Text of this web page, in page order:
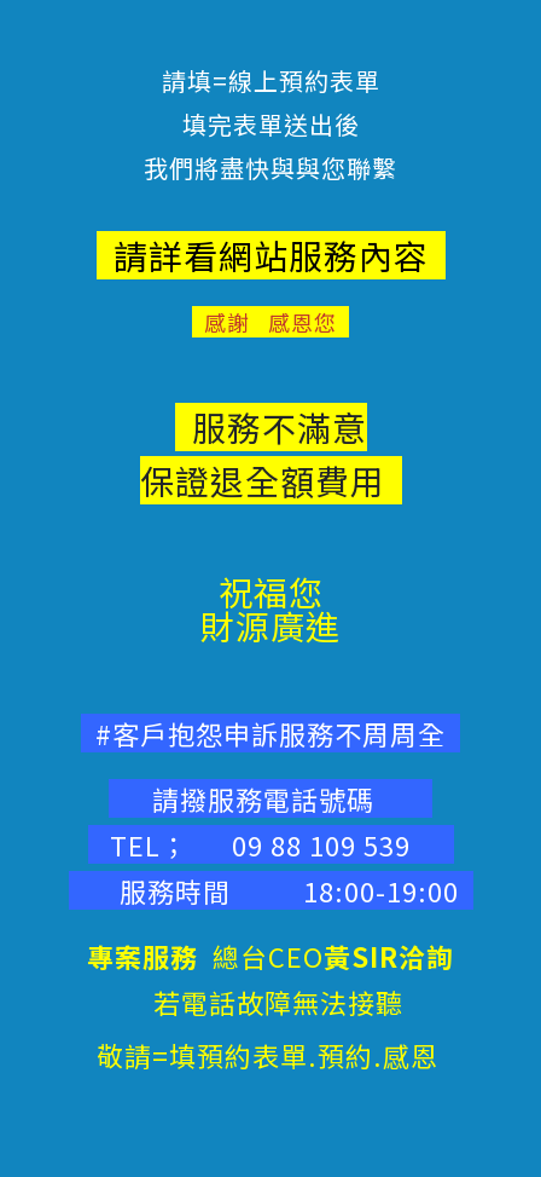
請填=線上預約表單
填完表單送出後
我們將盡快與與您聯繫
請詳看網站服務內容
感謝 感恩您
服務不滿意
保證退全額費用
祝福您
財源廣進
#客戶抱怨申訴服務不周周全
請撥服務電話號碼
TEL； 09 88 109 539
服務時間 18:00-19:00
專案服務 總台CEO黃SIR洽詢
若電話故障無法接聽
敬請=填預約表單.預約.感恩